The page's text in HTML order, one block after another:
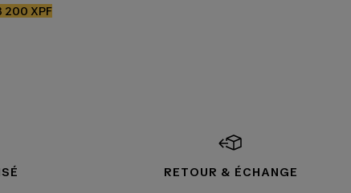
200 XPF
RETOUR & ÉCHANGE